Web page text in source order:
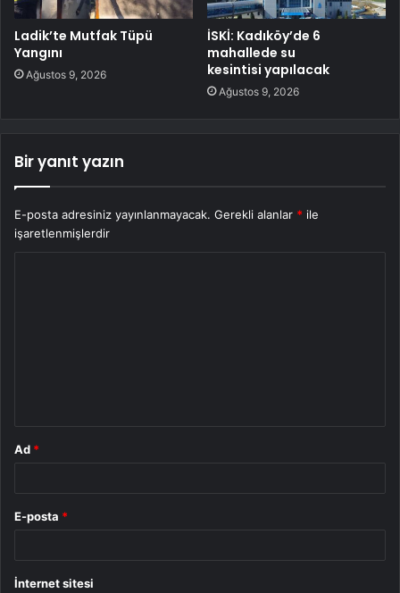
Ladik’te Mutfak Tüpü
Yangını
Ağustos 9, 2026
İSKİ: Kadıköy’de 6
mahallede su
kesintisi yapılacak
Ağustos 9, 2026
Bir yanıt yazın
E-posta adresiniz yayınlanmayacak. Gerekli alanlar * ile
işaretlenmişlerdir
Ad *
E-posta *
İnternet sitesi